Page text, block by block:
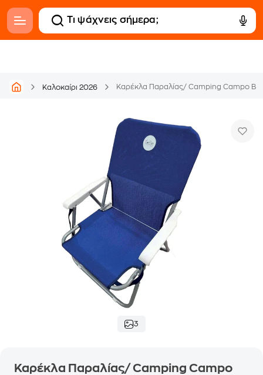
Καλοκαίρι 2026
3
Καρέκλα Παραλίας/ Camping Campo